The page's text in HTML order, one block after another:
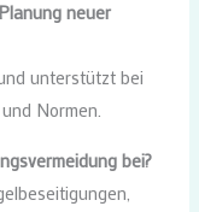
neuer
unterstützt bei
Normen.
bei?